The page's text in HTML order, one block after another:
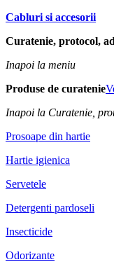
Cabluri si accesorii
Curatenie, protocol,
Inapoi la meniu
Produse de curatenie
Inapoi la Curatenie,
Prosoape din hartie
Hartie igienica
Servetele
Detergenti pardoseli
Insecticide
Odorizante